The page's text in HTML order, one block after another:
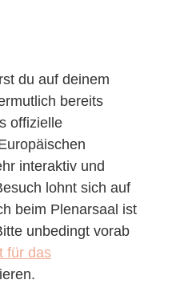
du auf deinem
bereits
offizielle
interaktiv und
lohnt sich auf
beim Plenarsaal ist
unbedingt vorab
für das